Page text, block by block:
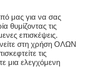
μας για να σας
θυμίζοντας τις
επισκέψεις.
στη χρήση ΟΛΩΝ
τις
μια ελεγχόμενη